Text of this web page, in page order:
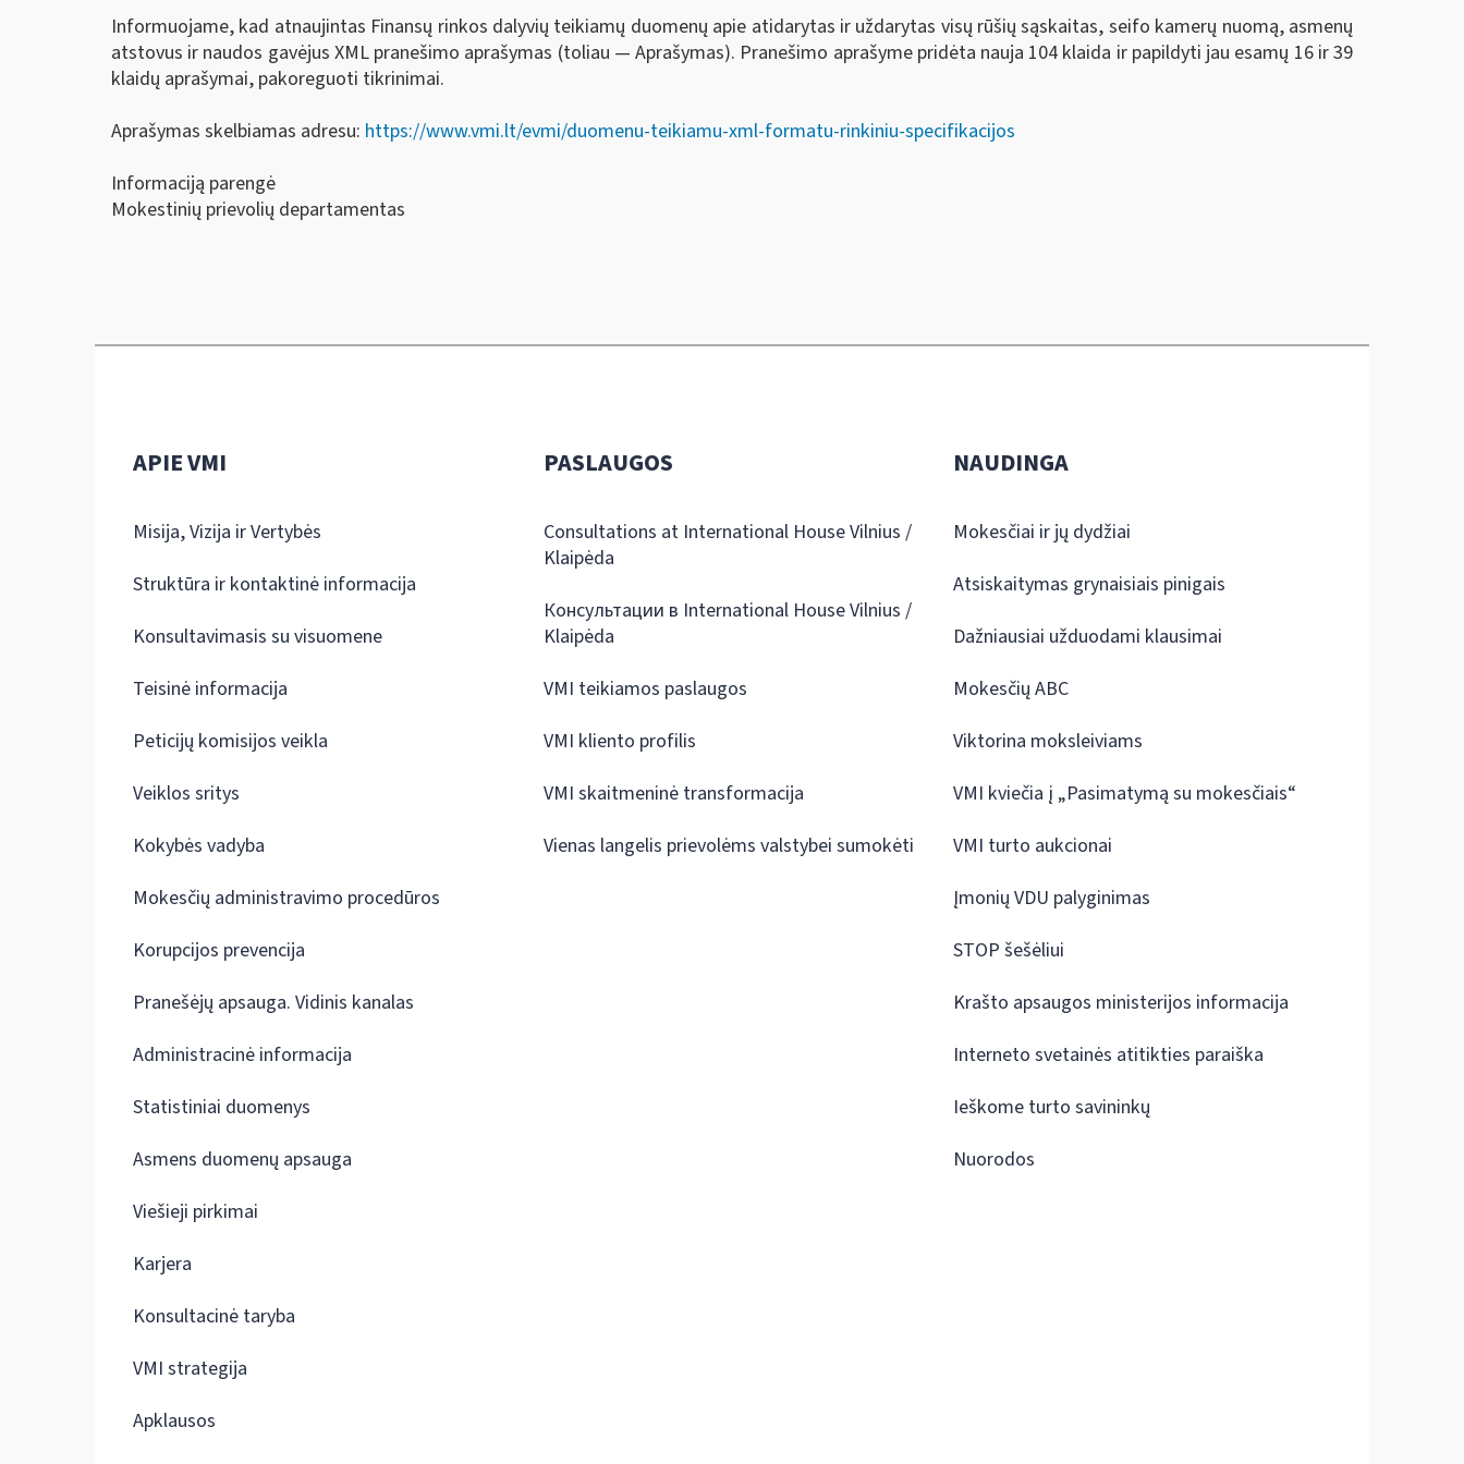
Informuojame, kad atnaujintas Finansų rinkos dalyvių teikiamų duomenų apie atidarytas ir uždarytas visų rūšių sąskaitas, seifo kamerų nuomą, asmenų
atstovus ir naudos gavėjus XML pranešimo aprašymas (toliau — Aprašymas). Pranešimo aprašyme pridėta nauja 104 klaida ir papildyti jau esamų 16 ir 39
klaidų aprašymai, pakoreguoti tikrinimai.
Aprašymas skelbiamas adresu: https://www.vmi.lt/evmi/duomenu-teikiamu-xml-formatu-rinkiniu-specifikacijos
Informaciją parengė
Mokestinių prievolių departamentas
APIE VMI
Misija, Vizija ir Vertybės
Struktūra ir kontaktinė informacija
Konsultavimasis su visuomene
Teisinė informacija
Peticijų komisijos veikla
Veiklos sritys
Kokybės vadyba
Mokesčių administravimo procedūros
Korupcijos prevencija
Pranešėjų apsauga. Vidinis kanalas
Administracinė informacija
Statistiniai duomenys
Asmens duomenų apsauga
Viešieji pirkimai
Karjera
Konsultacinė taryba
VMI strategija
Apklausos
PASLAUGOS
Consultations at International House Vilnius /
Klaipėda
Консультации в International House Vilnius /
Klaipėda
VMI teikiamos paslaugos
VMI kliento profilis
VMI skaitmeninė transformacija
Vienas langelis prievolėms valstybei sumokėti
NAUDINGA
Mokesčiai ir jų dydžiai
Atsiskaitymas grynaisiais pinigais
Dažniausiai užduodami klausimai
Mokesčių ABC
Viktorina moksleiviams
VMI kviečia į „Pasimatymą su mokesčiais“
VMI turto aukcionai
Įmonių VDU palyginimas
STOP šešėliui
Krašto apsaugos ministerijos informacija
Interneto svetainės atitikties paraiška
Ieškome turto savininkų
Nuorodos